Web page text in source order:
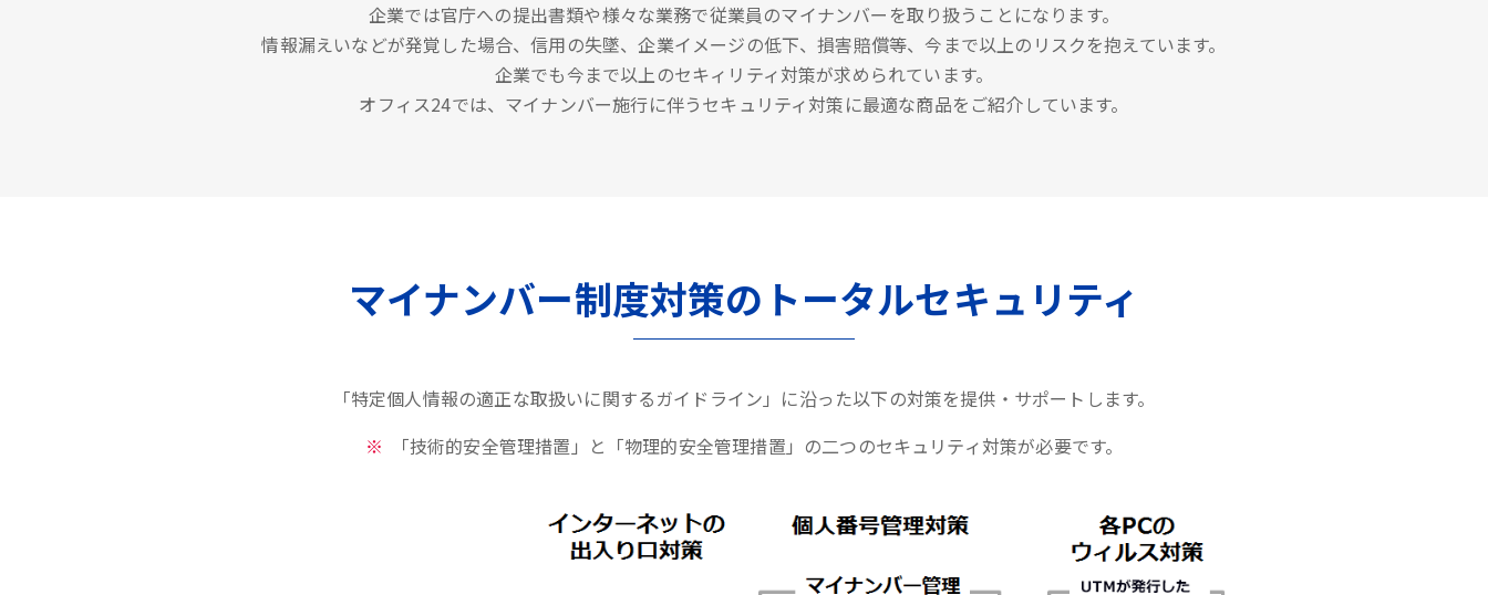
企業では官庁への提出書類や様々な業務で従業員のマイナンバーを取り扱うことになります。
情報漏えいなどが発覚した場合、信用の失墜、企業イメージの低下、損害賠償等、今まで以上のリスクを抱えています。
企業でも今まで以上のセキィリティ対策が求められています。
オフィス24では、マイナンバー施行に伴うセキュリティ対策に最適な商品をご紹介しています。
マイナンバー制度対策のトータルセキュリティ
「特定個人情報の適正な取扱いに関するガイドライン」に沿った以下の対策を提供・サポートします。
「技術的安全管理措置」と「物理的安全管理措置」の二つのセキュリティ対策が必要です。